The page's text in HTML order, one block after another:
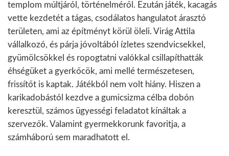
templom múltjáról, történelméről. Ezután játék, kacagás
vette kezdetét a tágas, csodálatos hangulatot árasztó
területen, ami az építményt körül öleli. Virág Attila
vállalkozó, és párja jóvoltából ízletes szendvicsekkel,
gyümölcsökkel és ropogtatni valókkal csillapíthatták
éhségüket a gyerkőcök, ami mellé természetesen,
frissítőt is kaptak. Játékból nem volt hiány. Hiszen a
karikadobástól kezdve a gumicsizma célba dobón
keresztül, számos ügyességi feladatot kínáltak a
szervezők. Valamint gyermekkorunk favoritja, a
számháború sem maradhatott el.